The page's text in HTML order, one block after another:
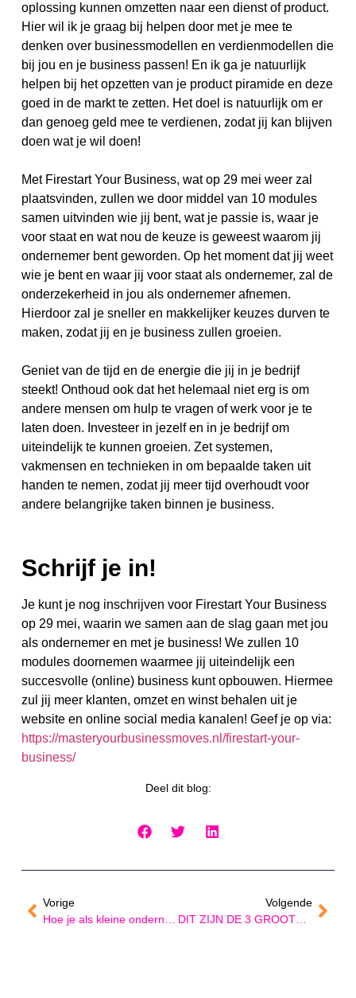
oplossing kunnen omzetten naar een dienst of product.
Hier wil ik je graag bij helpen door met je mee te
denken over businessmodellen en verdienmodellen die
bij jou en je business passen! En ik ga je natuurlijk
helpen bij het opzetten van je product piramide en deze
goed in de markt te zetten. Het doel is natuurlijk om er
dan genoeg geld mee te verdienen, zodat jij kan blijven
doen wat je wil doen!
Met Firestart Your Business, wat op 29 mei weer zal
plaatsvinden, zullen we door middel van 10 modules
samen uitvinden wie jij bent, wat je passie is, waar je
voor staat en wat nou de keuze is geweest waarom jij
ondernemer bent geworden. Op het moment dat jij weet
wie je bent en waar jij voor staat als ondernemer, zal de
onderzekerheid in jou als ondernemer afnemen.
Hierdoor zal je sneller en makkelijker keuzes durven te
maken, zodat jij en je business zullen groeien.
Geniet van de tijd en de energie die jij in je bedrijf
steekt! Onthoud ook dat het helemaal niet erg is om
andere mensen om hulp te vragen of werk voor je te
laten doen. Investeer in jezelf en in je bedrijf om
uiteindelijk te kunnen groeien. Zet systemen,
vakmensen en technieken in om bepaalde taken uit
handen te nemen, zodat jij meer tijd overhoudt voor
andere belangrijke taken binnen je business.
Schrijf je in!
Je kunt je nog inschrijven voor Firestart Your Business
op 29 mei, waarin we samen aan de slag gaan met jou
als ondernemer en met je business! We zullen 10
modules doornemen waarmee jij uiteindelijk een
succesvolle (online) business kunt opbouwen. Hiermee
zul jij meer klanten, omzet en winst behalen uit je
website en online social media kanalen! Geef je op via:
https://masteryourbusinessmoves.nl/firestart-your-
business/
Deel dit blog:
Vorige
Volgende
DIT ZIJN DE 3 GROOTSTE FOUTEN VAN EEN STARTENDE ONDERNEMER